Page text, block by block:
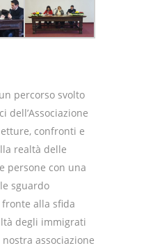
percorso svolto
dell’Associazione
confronti e
realtà delle
persone con una
sguardo
alla sfida
degli immigrati
nostra associazione